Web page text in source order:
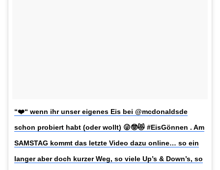
“❤️“ wenn ihr unser eigenes Eis bei @mcdonaldsde
schon probiert habt (oder wollt) 😜🤓😻 #EisGönnen . Am
SAMSTAG kommt das letzte Video dazu online… so ein
langer aber doch kurzer Weg, so viele Up’s & Down’s, so